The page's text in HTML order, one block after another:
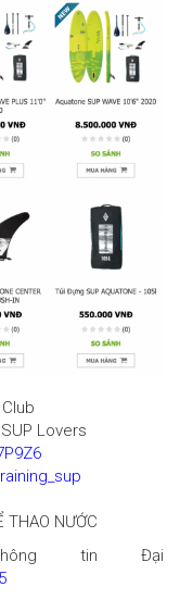
Lovers
THAO NƯỚC
tin Đại